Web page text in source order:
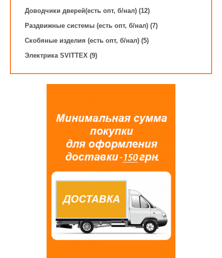
Доводчики дверей(есть опт, б/нал) (12)
Раздвижные системы (есть опт, б/нал) (7)
Скобяные изделия (есть опт, б/нал) (5)
Электрика SVITTEX (9)